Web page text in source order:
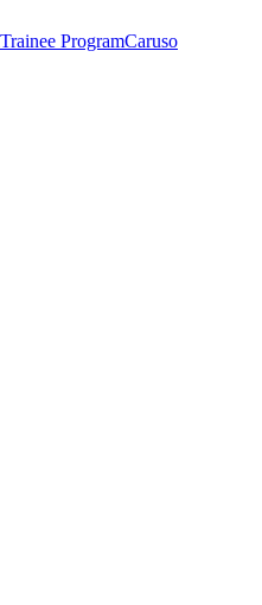
Trainee ProgramCaruso